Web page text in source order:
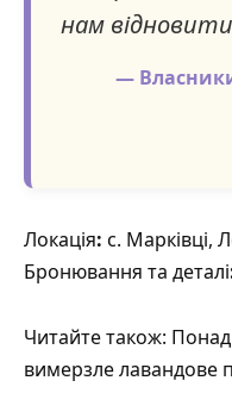
нам
—
Локація: с. Марківці,
Бронювання та деталі
Читайте також:
вимерзле лавандове